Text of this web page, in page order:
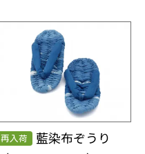
再入荷
藍染布ぞうり